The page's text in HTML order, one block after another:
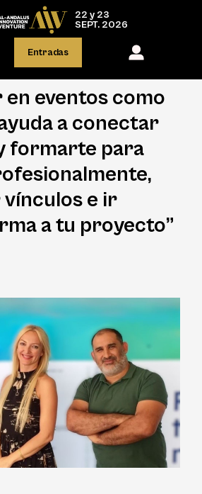
22 y 23
SEPT. 2026
Entradas
eventos como
a conectar
formarte para
e ir
a tu proyecto”